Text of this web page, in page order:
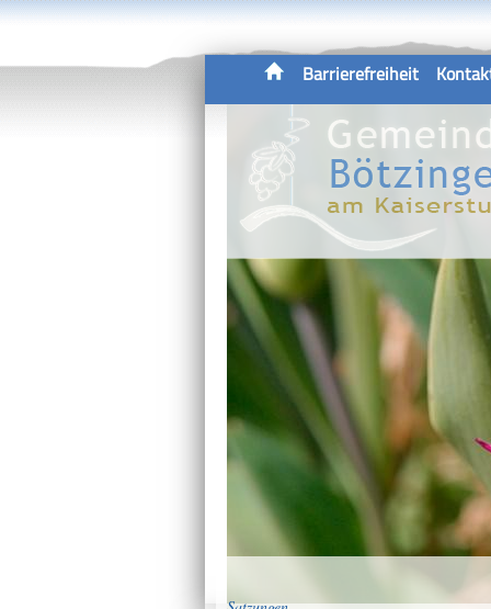
Barrierefreiheit